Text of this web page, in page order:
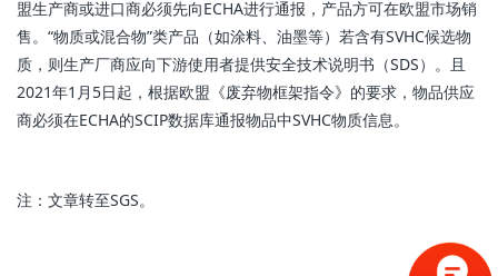
盟生产商或进口商必须先向ECHA进行通报，产品方可在欧盟市场销
售。“物质或混合物”类产品（如涂料、油墨等）若含有SVHC候选物
质，则生产厂商应向下游使用者提供安全技术说明书（SDS）。且
2021年1月5日起，根据欧盟《废弃物框架指令》的要求，物品供应
商必须在ECHA的SCIP数据库通报物品中SVHC物质信息。
注：文章转至SGS。